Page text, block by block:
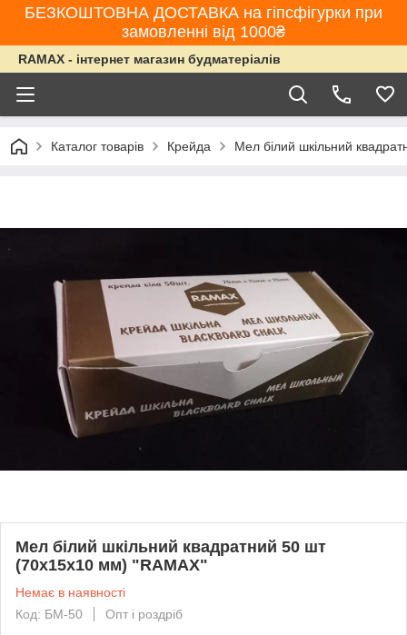
БЕЗКОШТОВНА ДОСТАВКА на гіпсфігурки при
замовленні від 1000₴
RAMAX - інтернет магазин будматеріалів
Каталог товарів Крейда Мел білий шкільний
Мел білий шкільний квадратний 50 шт
(70х15х10 мм) "RAMAX"
Немає в наявності
Код: БМ-50
Опт і роздріб